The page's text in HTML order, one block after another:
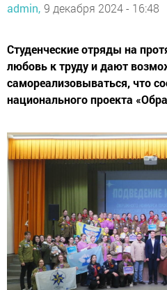
admin, 9 декабря 2024 - 16:48
Студенческие отряды на
любовь к труду и дают
самореализовываться, что
национального проекта